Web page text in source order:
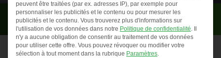
Exemples de réussite
peuvent être traitées (par ex. adresses IP), par exemple pour
personnaliser les publicités et le contenu ou pour mesurer les
publicités et le contenu. Vous trouverez plus d'informations sur
l'utilisation de vos données dans notre Politique de confidentialité.
n'y a aucune obligation de consentir au traitement de vos données
pour utiliser cette offre. Vous pouvez révoquer ou modifier votre
sélection à tout moment dans la rubrique Paramètres.